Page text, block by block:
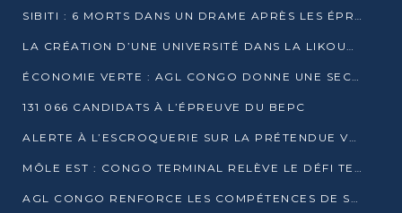
SIBITI : 6 MORTS DANS UN DRAME APRÈS LES ÉPREUVES DU BEPC
LA CRÉATION D’UNE UNIVERSITÉ DANS LA LIKOUALA AU CŒUR D’UNE RÉFLEXION NATIONALE
ÉCONOMIE VERTE : AGL CONGO DONNE UNE SECONDE VIE À SES DÉCHETS INDUSTRIELS
131 066 CANDIDATS À L’ÉPREUVE DU BEPC
ALERTE À L’ESCROQUERIE SUR LA PRÉTENDUE VENTE DE PARCELLES AFAT
MÔLE EST : CONGO TERMINAL RELÈVE LE DÉFI TECHNIQUE DES SABLES BITUMINEUX
AGL CONGO RENFORCE LES COMPÉTENCES DE SES ÉQUIPES AVEC LA CERTIFICATION CACES® R483